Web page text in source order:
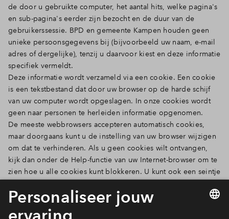
de door u gebruikte computer, het aantal hits, welke pagina's
en sub-pagina's eerder zijn bezocht en de duur van de
gebruikerssessie. BPD en gemeente Kampen houden geen
unieke persoonsgegevens bij (bijvoorbeeld uw naam, e-mail
adres of dergelijke), tenzij u daarvoor kiest en deze informatie
specifiek vermeldt.
Deze informatie wordt verzameld via een cookie. Een cookie
is een tekstbestand dat door uw browser op de harde schijf
van uw computer wordt opgeslagen. In onze cookies wordt
geen naar personen te herleiden informatie opgenomen.
De meeste webbrowsers accepteren automatisch cookies,
maar doorgaans kunt u de instelling van uw browser wijzigen
om dat te verhinderen. Als u geen cookies wilt ontvangen,
kijk dan onder de Help-functie van uw Internet-browser om te
zien hoe u alle cookies kunt blokkeren. U kunt ook een seintje
Deze privacyverklaring is, zonder voorafgaande
aankondiging, onderhevig aan wijzigingen uit hoofde van